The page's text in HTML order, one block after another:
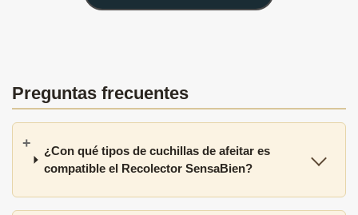
Preguntas frecuentes
¿Con qué tipos de cuchillas de afeitar es
compatible el Recolector SensaBien?